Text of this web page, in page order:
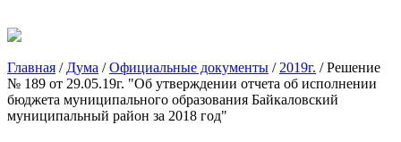
Главная / Дума /Официальные документы / 2019г. /Решение
№ 189 от 29.05.19г. "Об утверждении отчета об исполнении
бюджета муниципального образования Байкаловский
муниципальный район за 2018 год"